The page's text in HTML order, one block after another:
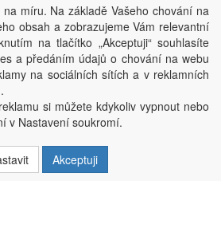
s.r.o. 2025, powered byABRA E-shop
686 03 Staré Město; IČO: 03220923; DIČ:
rejstříku dne 22. 7. 2014, krajský soud v
oddíl C, vložka 84002
míru. Na základě Vašeho chování na
obsah a zobrazujeme Vám relevantní
na tlačítko „Akceptuji“ souhlasíte
a předáním údajů o chování na webu
na sociálních sítích a v reklamních
si můžete kdykoliv vypnout nebo
v Nastavení soukromí.
Akceptuji